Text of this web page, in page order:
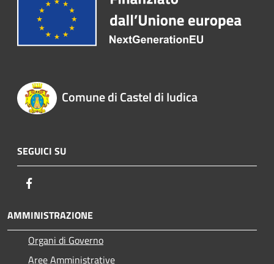
Comune di Castel di Iudica
SEGUICI SU
AMMINISTRAZIONE
Organi di Governo
Aree Amministrative